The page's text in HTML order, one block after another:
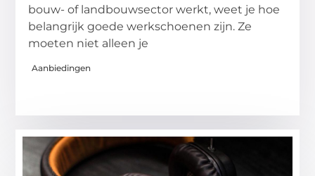
bouw- of landbouwsector werkt, weet je hoe
belangrijk goede werkschoenen zijn. Ze
moeten niet alleen je
Aanbiedingen